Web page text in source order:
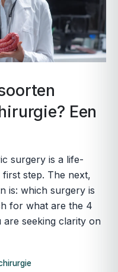
Een
surgery is a life-
first step. The next,
is: which surgery is
for what are the 4
seeking clarity on